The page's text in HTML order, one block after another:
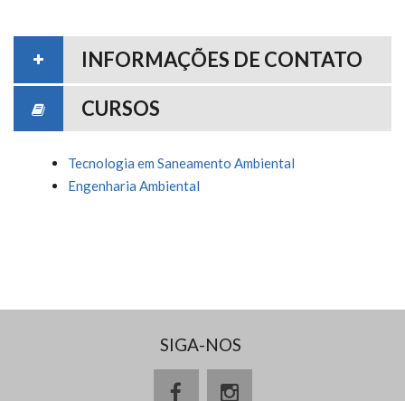
INFORMAÇÕES DE CONTATO
CURSOS
Tecnologia em Saneamento Ambiental
Engenharia Ambiental
SIGA-NOS